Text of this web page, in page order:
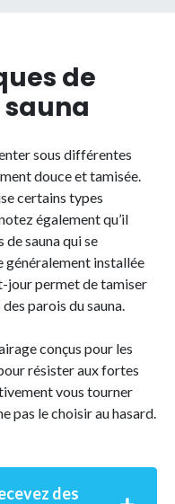
de
sauna
sous différentes
douce et tamisée.
certains types
également qu’il
de sauna qui se
généralement installée
jour permet de tamiser
parois du sauna.
conçus pour les
résister aux fortes
vous tourner
pas le choisir au hasard.
des